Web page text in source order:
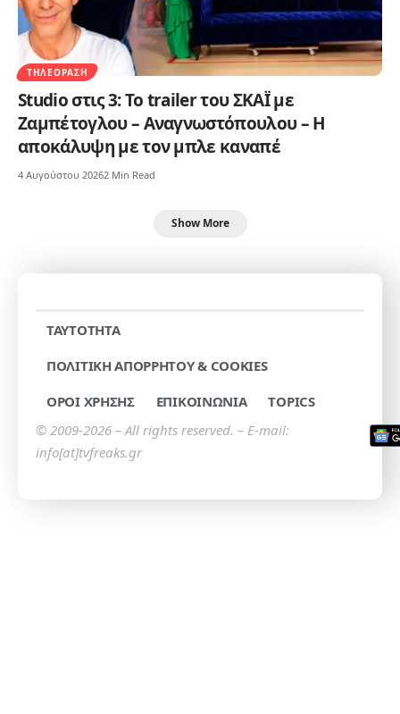
ΤΗΛΕΌΡΑΣΗ
Studio στις 3: Το trailer του ΣΚΑΪ με
Ζαμπέτογλου – Αναγνωστόπουλου – Η
αποκάλυψη με τον μπλε καναπέ
4 Αυγούστου 20262 Min Read
Show More
TAYTOTHTA
ΠΟΛΙΤΙΚΗ ΑΠΟΡΡΗΤΟΥ & COOKIES
ΟΡΟΙ ΧΡΗΣΗΣ
ΕΠΙΚΟΙΝΩΝΙΑ
TOPICS
© 2009-2026 – All rights reserved. – E-mail:
info[at]tvfreaks.gr